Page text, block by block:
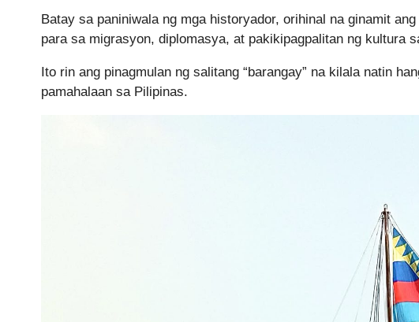
Batay sa paniniwala ng mga historyador, orihinal na ginamit
para sa migrasyon, diplomasya, at pakikipagpalitan ng kultura
Ito rin ang pinagmulan ng salitang “barangay” na kilala natin
pamahalaan sa Pilipinas.